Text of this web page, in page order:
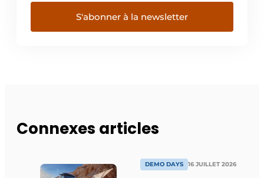
S'abonner à la newsletter
Connexes articles
DEMO DAYS 16 JUILLET 2026